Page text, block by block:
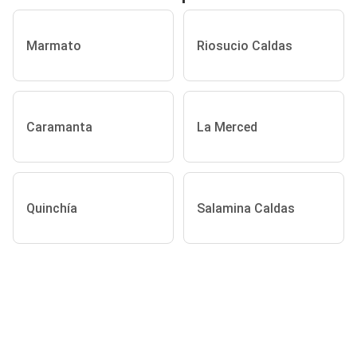
Marmato Riosucio Caldas
Caramanta La Merced
Quinchía Salamina Caldas